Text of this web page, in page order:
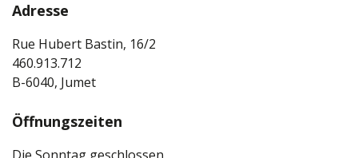
Adresse
Rue Hubert Bastin, 16/2
460.913.712
B-6040, Jumet
Öffnungszeiten